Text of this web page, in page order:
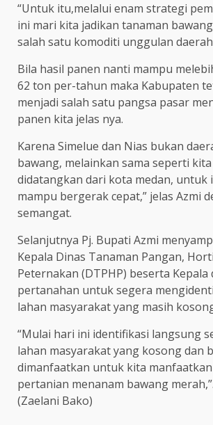
“Untuk itu,melalui enam strategi
ini mari kita jadikan tanaman
salah satu komoditi unggulan
Bila hasil panen nanti mampu
62 ton per-tahun maka Kabupaten
menjadi salah satu pangsa pasar
panen kita jelas nya.
Karena Simelue dan Nias bukan
bawang, melainkan sama seperti
didatangkan dari kota medan, untuk
mampu bergerak cepat,” jelas Azmi
semangat.
Selanjutnya Pj. Bupati Azmi
Kepala Dinas Tanaman Pangan,
Peternakan (DTPHP) beserta Kepala
pertanahan untuk segera
lahan masyarakat yang masih
“Mulai hari ini identifikasi langsung
lahan masyarakat yang kosong dan
dimanfaatkan untuk kita
pertanian menanam bawang
(Zaelani Bako)